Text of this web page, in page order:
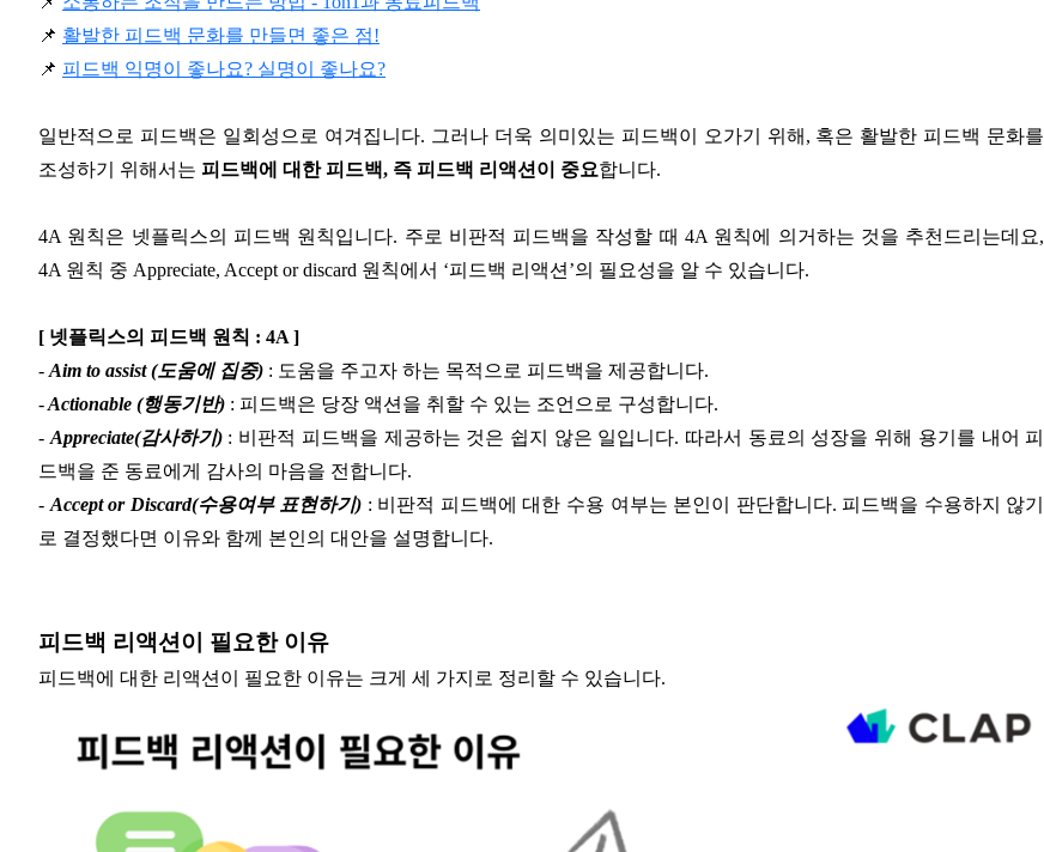
📌 활발한 피드백 문화를 만들면 좋은 점!
📌 피드백 익명이 좋나요? 실명이 좋나요?
일반적으로 피드백은 일회성으로 여겨집니다. 그러나 더욱 의미있는 피드백이 오가기 위해, 혹은 활발한 피드백 문화를
조성하기 위해서는 피드백에 대한 피드백, 즉 피드백 리액션이 중요합니다.
4A 원칙은 넷플릭스의 피드백 원칙입니다. 주로 비판적 피드백을 작성할 때 4A 원칙에 의거하는 것을 추천드리는데요,
4A 원칙 중 Appreciate, Accept or discard 원칙에서 ‘피드백 리액션’의 필요성을 알 수 있습니다.
[ 넷플릭스의 피드백 원칙 : 4A ]
- Aim to assist (도움에 집중) : 도움을 주고자 하는 목적으로 피드백을 제공합니다.
-Actionable (행동기반) : 피드백은 당장 액션을 취할 수 있는 조언으로 구성합니다.
- Appreciate(감사하기): 비판적 피드백을 제공하는 것은 쉽지 않은 일입니다. 따라서 동료의 성장을 위해 용기를 내어 피
드백을 준 동료에게 감사의 마음을 전합니다.
- Accept or Discard(수용여부 표현하기) : 비판적 피드백에 대한 수용 여부는 본인이 판단합니다. 피드백을 수용하지 않기
로 결정했다면 이유와 함께 본인의 대안을 설명합니다.
피드백 리액션이 필요한 이유
피드백에 대한 리액션이 필요한 이유는 크게 세 가지로 정리할 수 있습니다.